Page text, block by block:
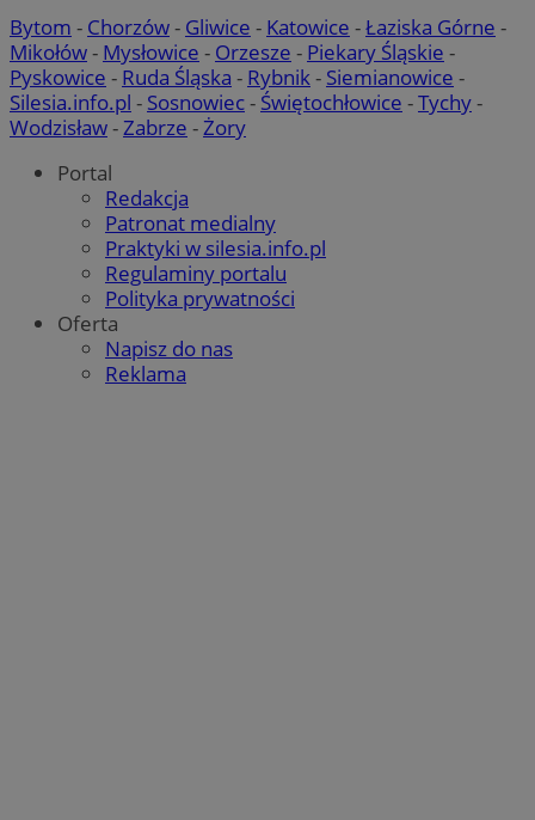
Bytom - Chorzów- Gliwice - Katowice -Łaziska Górne -
Mikołów- Mysłowice - Orzesze - Piekary Śląskie -
Pyskowice - Ruda Śląska - Rybnik- Siemianowice -
Silesia.info.pl - Sosnowiec- Świętochłowice -Tychy-
Wodzisław-Zabrze -Żory
Portal
Redakcja
Patronat medialny
Praktyki w silesia.info.pl
Regulaminy portalu
Polityka prywatności
Oferta
Napisz do nas
Reklama